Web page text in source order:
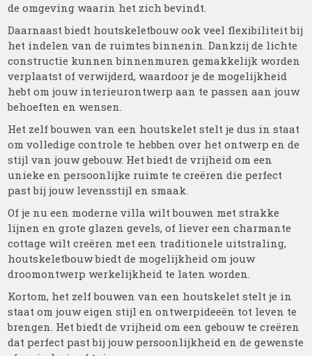
de omgeving waarin het zich bevindt.
Daarnaast biedt houtskeletbouw ook veel flexibiliteit bij
het indelen van de ruimtes binnenin. Dankzij de lichte
constructie kunnen binnenmuren gemakkelijk worden
verplaatst of verwijderd, waardoor je de mogelijkheid
hebt om jouw interieurontwerp aan te passen aan jouw
behoeften en wensen.
Het zelf bouwen van een houtskelet stelt je dus in staat
om volledige controle te hebben over het ontwerp en de
stijl van jouw gebouw. Het biedt de vrijheid om een
unieke en persoonlijke ruimte te creëren die perfect
past bij jouw levensstijl en smaak.
Of je nu een moderne villa wilt bouwen met strakke
lijnen en grote glazen gevels, of liever een charmante
cottage wilt creëren met een traditionele uitstraling,
houtskeletbouw biedt de mogelijkheid om jouw
droomontwerp werkelijkheid te laten worden.
Kortom, het zelf bouwen van een houtskelet stelt je in
staat om jouw eigen stijl en ontwerpideeën tot leven te
brengen. Het biedt de vrijheid om een gebouw te creëren
dat perfect past bij jouw persoonlijkheid en de gewenste